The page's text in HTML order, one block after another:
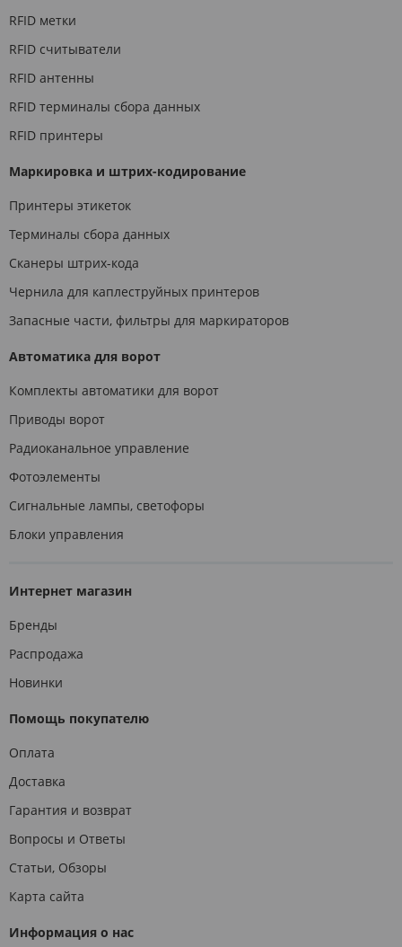
RFID метки
RFID считыватели
RFID антенны
RFID терминалы сбора данных
RFID принтеры
Маркировка и штрих-кодирование
Принтеры этикеток
Терминалы сбора данных
Сканеры штрих-кода
Чернила для каплеструйных принтеров
Запасные части, фильтры для маркираторов
Автоматика для ворот
Комплекты автоматики для ворот
Приводы ворот
Радиоканальное управление
Фотоэлементы
Сигнальные лампы, светофоры
Блоки управления
Интернет магазин
Бренды
Распродажа
Новинки
Помощь покупателю
Оплата
Доставка
Гарантия и возврат
Вопросы и Ответы
Статьи, Обзоры
Карта сайта
Информация о нас